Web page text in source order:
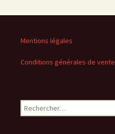
Mentions légales
Conditions générales de vente
Rechercher :